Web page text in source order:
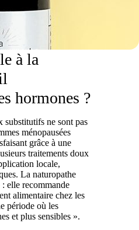
à la
hormones ?
substitutifs ne sont pas
ménopausées
grâce à une
traitements doux
locale,
La naturopathe
elle recommande
alimentaire chez les
période où les
et plus sensibles ».